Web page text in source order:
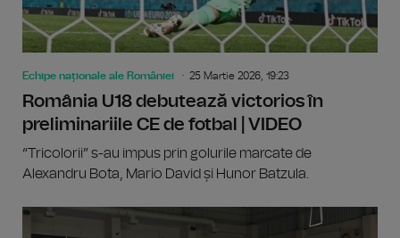
Echipe naționale ale României 25 Martie 2026, 19:23
România U18 debutează victorios în
preliminariile CE de fotbal | VIDEO
“Tricolorii” s-au impus prin golurile marcate de
Alexandru Bota, Mario David și Hunor Batzula.